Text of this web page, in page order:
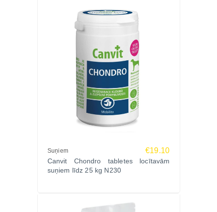
Suņiem €19.10
Canvit Chondro tabletes locītavām
suņiem līdz 25 kg N230